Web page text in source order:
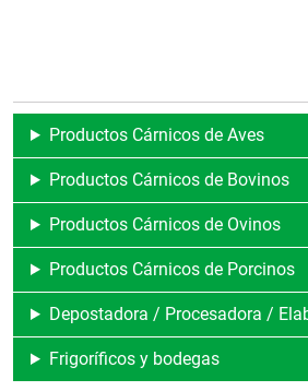
Productos Cárnicos de Aves
Productos Cárnicos de Bovinos
Productos Cárnicos de Ovinos
Productos Cárnicos de Porcinos
Depostadora / Procesadora /
Frigoríficos y bodegas